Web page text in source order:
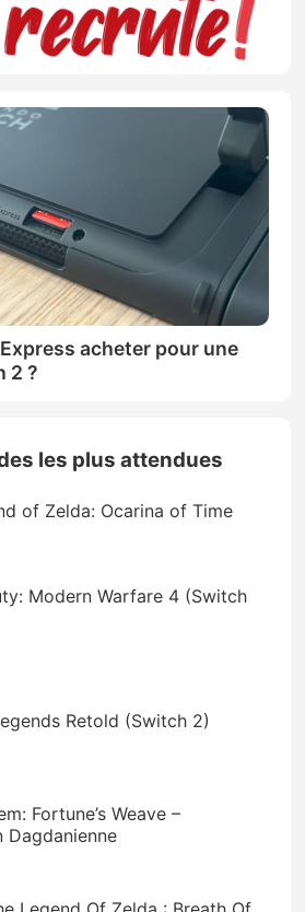
acheter pour une
2 ?
les plus attendues
of Zelda: Ocarina of Time
Modern Warfare 4 (Switch
Retold (Switch 2)
Fortune’s Weave –
Dagdanienne